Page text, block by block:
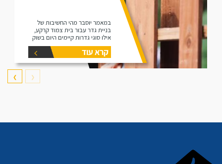
במאמר יוסבר מהי החשיבות של
בניית גדר עבור בית צמוד קרקע,
אילו סוגי גדרות קיימים היום בשוק
ומהם ההבדלים ביניהם.
קרא עוד
❮
❯